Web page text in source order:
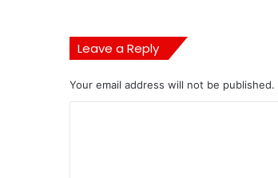
Leave a Reply
Your email address will not be published.